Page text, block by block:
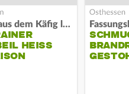
"Löwen aus dem Käfig lassen"
HEISS A